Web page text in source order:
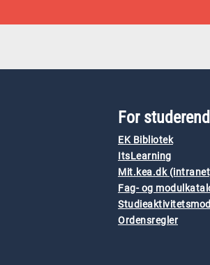
For
EK Bibliotek
ItsLearning
Mit.kea.dk
Fag- og
Ordensregler